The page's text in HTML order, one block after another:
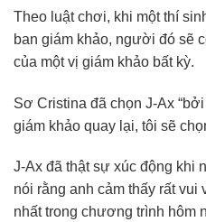
Theo luật chơi, khi một thí
ban giám khảo, người đó sẽ
của một vị giám khảo bất kỳ.
Sơ Cristina đã chọn J-Ax
giám khảo quay lại, tôi sẽ
J-Ax đã thật sự xúc động khi
nói rằng anh cảm thấy rất
nhất trong chương trình hôm